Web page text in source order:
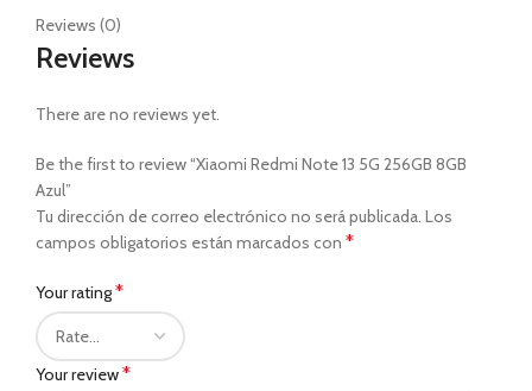
Reviews (0)
Reviews
There are no reviews yet.
Be the first to review “Xiaomi Redmi Note 13 5G 256GB 8GB
Azul”
Tu dirección de correo electrónico no será publicada. Los
campos obligatorios están marcados con *
Your rating*
Your review*